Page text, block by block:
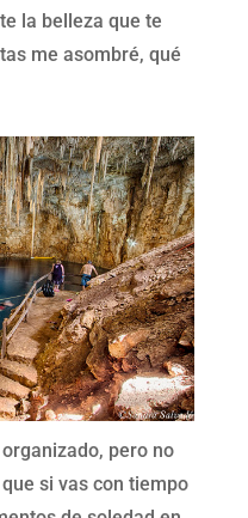
la belleza que te
me asombré, qué
pero no
si vas con tiempo